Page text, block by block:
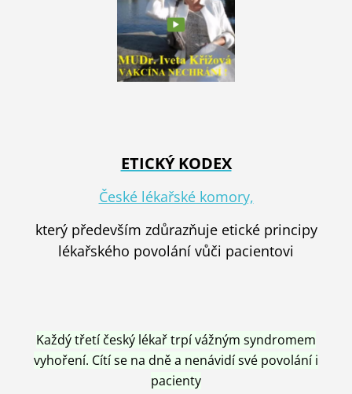
ETICKÝ KODEX
České lékařské komory,
který především zdůrazňuje etické principy
lékařského povolání vůči pacientovi
Každý třetí český lékař trpí vážným syndromem
vyhoření. Cítí se na dně a nenávidí své povolání i
pacienty